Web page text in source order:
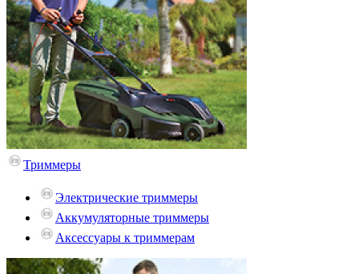
Триммеры
Электрические триммеры
Аккумуляторные триммеры
Аксессуары к триммерам